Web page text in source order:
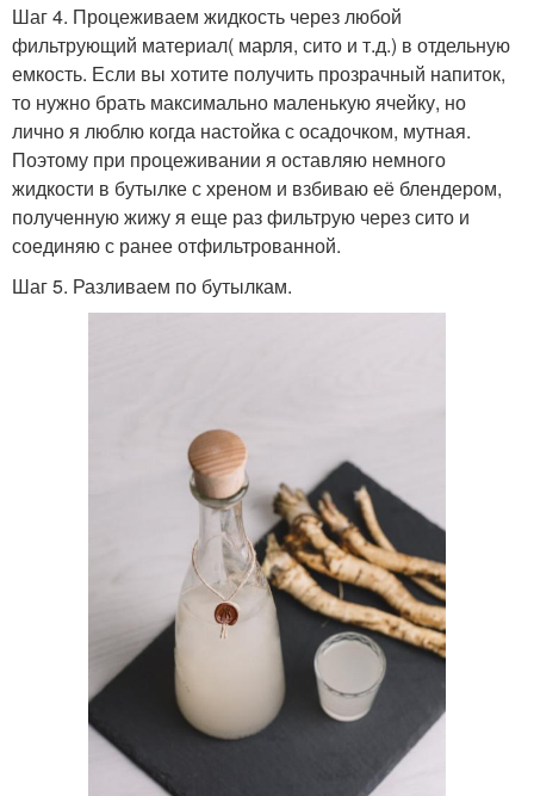
Шаг 4. Процеживаем жидкость через любой
фильтрующий материал( марля, сито и т.д.) в отдельную
емкость. Если вы хотите получить прозрачный напиток,
то нужно брать максимально маленькую ячейку, но
лично я люблю когда настойка с осадочком, мутная.
Поэтому при процеживании я оставляю немного
жидкости в бутылке с хреном и взбиваю её блендером,
полученную жижу я еще раз фильтрую через сито и
соединяю с ранее отфильтрованной.
Шаг 5. Разливаем по бутылкам.